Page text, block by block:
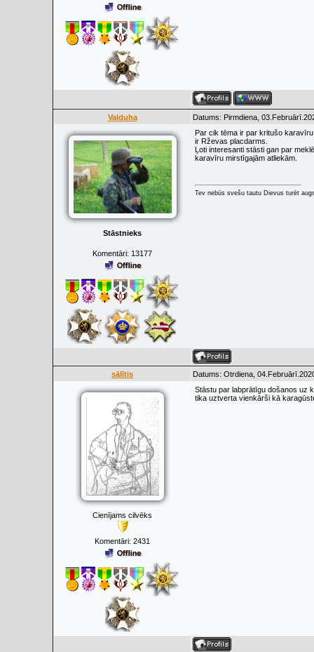
Valduha Datums: Pirmdiena,
Stāstnieks
Komentāri: 13177
Par cik tēma ir par kritušo
ir Rževas placdarms.
Ļoti interesanti stāsti gan par
karavīru mirstīgajām atliekām.
Tev nebūs svešu tautu Dievus turēt
sālītis Datums: Otrdiena,
Cienījams cilvēks
Komentāri: 2431
Stāstu par labprātīgu došanos uz
tika uztverta vienkārši kā